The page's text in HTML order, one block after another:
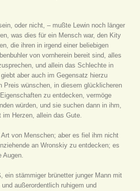
oder nicht, – mußte Lewin noch länger
was dies für ein Mensch war, den Kity
die ihren in irgend einer beliebigen
von vornherein bereit sind, alles
und allein das Schlechte in
aber auch im Gegensatz hierzu
Preis wünschen, in diesem glücklicheren
zu entdecken, vermöge
würden, und sie suchen dann in ihm,
Herzen, allein das Gute.
Art von Menschen; aber es fiel ihm nicht
an Wronskiy zu entdecken; es
Augen.
ein stämmiger brünetter junger Mann mit
außerordentlich ruhigem und